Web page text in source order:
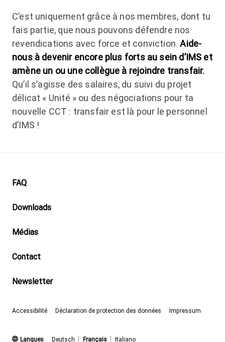
C’est uniquement grâce à nos membres, dont tu
fais partie, que nous pouvons défendre nos
revendications avec force et conviction.Aide-
nous à devenir encore plus forts au sein d’IMS et
amène un ou une collègue à rejoindre transfair.
Qu’il s’agisse des salaires, du suivi du projet
délicat « Unité » ou des négociations pour ta
nouvelle CCT : transfair est là pour le personnel
d’IMS !
Footer
FAQ
Downloads
Médias
Contact
Newsletter
Accessibilité Déclaration de protection des données Impressum
Langues Deutsch Français
(actif)
Italiano